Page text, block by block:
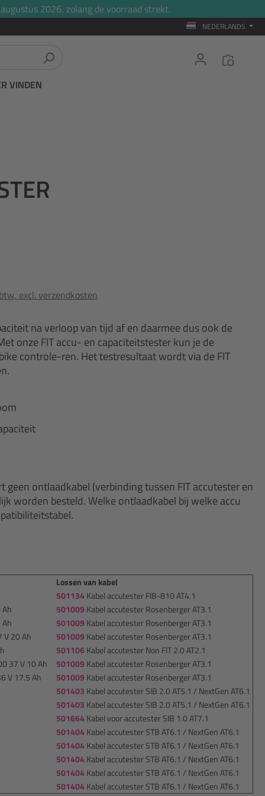
2026, zolang de voorraad strekt.
NEDERLANDS
VINDEN
excl. verzendkosten
na verloop van tijd af en daarmee dus ook de
onze FIT accu- en capaciteitstester kun je de
controle-ren. Het testresultaat wordt via de FIT
geen ontlaadkabel (verbinding tussen FIT accutester en
worden besteld. Welke ontlaadkabel bij welke accu
Lossen van kabel
501134 Kabel accutester FIB-810 AT4.1
501009Kabel accutester Rosenberger AT3.1
501009Kabel accutester Rosenberger AT3.1
V 20 Ah
501009Kabel accutester Rosenberger AT3.1
501106Kabel accutester Non FIT 2.0 AT2.1
37 V 10 Ah
501009Kabel accutester Rosenberger AT3.1
V 17.5 Ah
501009Kabel accutester Rosenberger AT3.1
501403 Kabel accutester SIB 2.0 AT5.1 / NextGen AT6.1
501403 Kabel accutester SIB 2.0 AT5.1 / NextGen AT6.1
501664 Kabel voor accutester SIB 1.0 AT7.1
501404 Kabel accutester STB AT6.1 / NextGen AT6.1
501404 Kabel accutester STB AT6.1 / NextGen AT6.1
501404 Kabel accutester STB AT6.1 / NextGen AT6.1
501404 Kabel accutester STB AT6.1 / NextGen AT6.1
501404 Kabel accutester STB AT6.1 / NextGen AT6.1